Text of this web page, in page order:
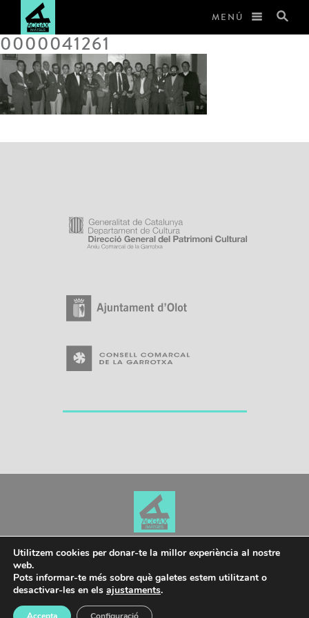
MENÚ
0000041261
PLAÇA DEL PUIG DEL ROSER, 1 17800 OLOT 972 279 131
ACGARROTXA.CULTURA@GENCAT.CAT
POLÍTICA DE PRIVACITAT
Utilitzem cookies per donar-te la millor experiència al nostre
web.
Pots informar-te més sobre què galetes estem utilitzant o
desactivar-les en els ajustaments.